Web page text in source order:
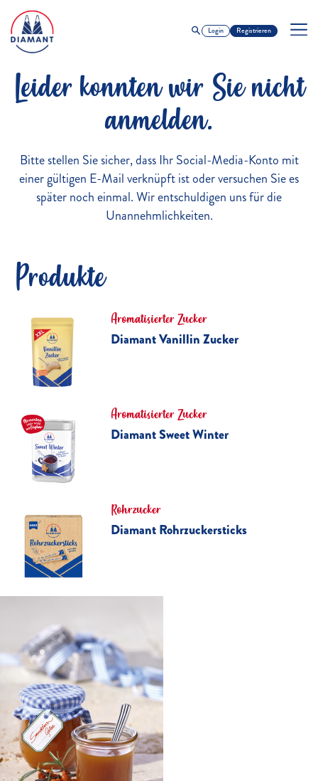
Login Registrieren
Leider konnten wir Sie nicht
anmelden.
Bitte stellen Sie sicher, dass Ihr Social-Media-Konto mit
einer gültigen E-Mail verknüpft ist oder versuchen Sie es
später noch einmal. Wir entschuldigen uns für die
Unannehmlichkeiten.
Produkte
Aromatisierter Zucker
Diamant Vanillin Zucker
Aromatisierter Zucker
Diamant Sweet Winter
Rohrzucker
Diamant Rohrzuckersticks